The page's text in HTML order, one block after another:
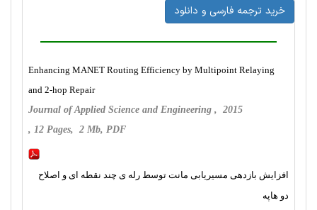
خرید ترجمه فارسی و دانلود
Enhancing MANET Routing Efficiency by Multipoint Relaying
and 2-hop Repair
Journal of Applied Science and Engineering , 2015
, 12 Pages, 2 Mb, PDF
افزایش بازدهی مسیریابی مانت توسط رله ی چند نقطه ای و اصلاح
دو هاپه